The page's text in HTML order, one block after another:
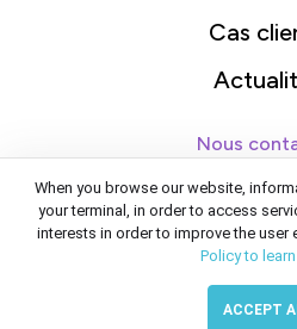
Cas
Nous
+33 1 47 20
117 rue de Charenton,
When you browse our website,
your terminal, in order to access
interests in order to improve the user
Policy to
ACCEPT